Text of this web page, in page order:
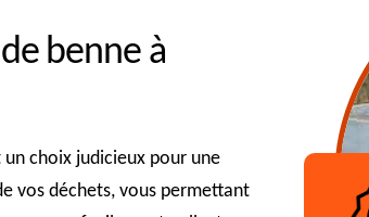
benne à
choix judicieux pour une
vos déchets, vous permettant